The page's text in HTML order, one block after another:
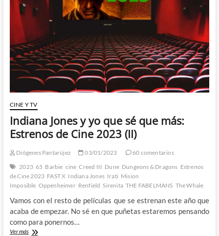
no
CINE Y TV
Indiana Jones y yo que sé que más:
Estrenos de Cine 2023 (II)
Diógenes Pantarújez 03/01/2023
60 comentarios
2023 65 Barbie cine Creed III Dune Dungeons & Dragons Estrenos
de Cine 2023 FAST X Indiana Jones Irati Mision
Imposible Oppenheimer Renfield Sirenita THE FABELMANS The Whale
Vamos con el resto de películas que se estrenan este año que
acaba de empezar. No sé en que puñetas estaremos pensando
como para ponernos…
Ver másIndiana